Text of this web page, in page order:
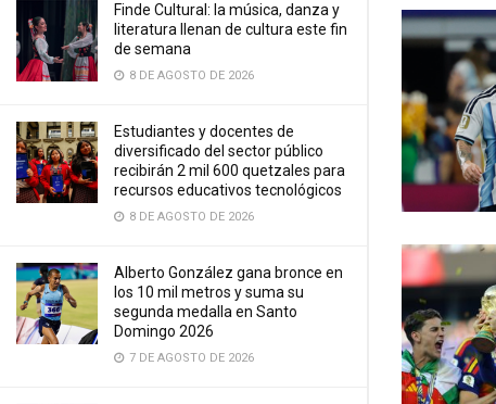
Finde Cultural: la música, danza y
literatura llenan de cultura este fin
de semana
8 DE AGOSTO DE 2026
Estudiantes y docentes de
diversificado del sector público
recibirán 2 mil 600 quetzales para
recursos educativos tecnológicos
8 DE AGOSTO DE 2026
Alberto González gana bronce en
los 10 mil metros y suma su
segunda medalla en Santo
Domingo 2026
7 DE AGOSTO DE 2026